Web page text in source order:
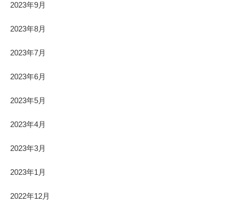
2023年9月
2023年8月
2023年7月
2023年6月
2023年5月
2023年4月
2023年3月
2023年1月
2022年12月